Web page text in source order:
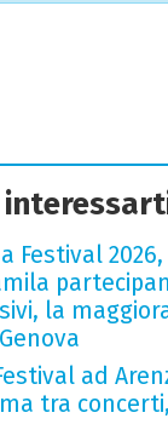
Festival
la
ad
tra